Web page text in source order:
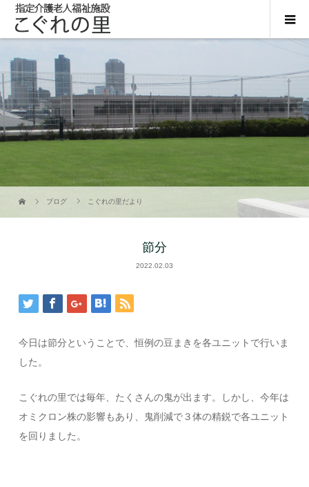
ブログ こぐれの里だより
節分
2022.02.03
今日は節分ということで、恒例の豆まきを各ユニットで行いま
した。
こぐれの里では毎年、たくさんの鬼が出ます。しかし、今年は
オミクロン株の影響もあり、鬼削減で３体の精鋭で各ユニット
を回りました。